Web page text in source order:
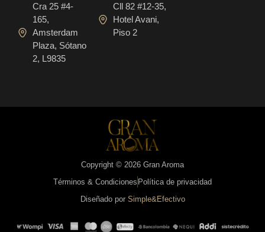
Cra 25 #4-
165,
Amsterdam
Plaza, Sótano
2, L9835
Cll 82 #12-35,
Hotel Avani,
Piso 2
Copyright © 2026 Gran Aroma
Términos & Condiciones Política de privacidad
Diseñado por Simple&Efectivo